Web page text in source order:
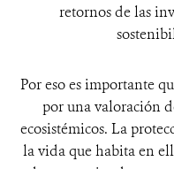
retornos de las
Por eso es importante
por una valoración
ecosistémicos. La
la vida que habita en